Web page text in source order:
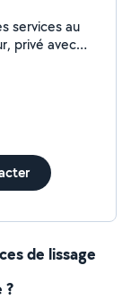
services au
privé avec
de lissage
?